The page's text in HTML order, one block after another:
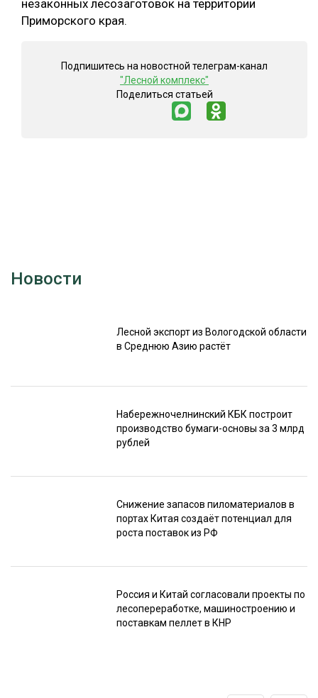
незаконных лесозаготовок на территории
Приморского края.
Подпишитесь на новостной телеграм-канал
"Лесной комплекс"
Поделиться статьей
Новости
Лесной экспорт из Вологодской области
в Среднюю Азию растёт
Набережночелнинский КБК построит
производство бумаги-основы за 3 млрд
рублей
Снижение запасов пиломатериалов в
портах Китая создаёт потенциал для
роста поставок из РФ
Россия и Китай согласовали проекты по
лесопереработке, машиностроению и
поставкам пеллет в КНР